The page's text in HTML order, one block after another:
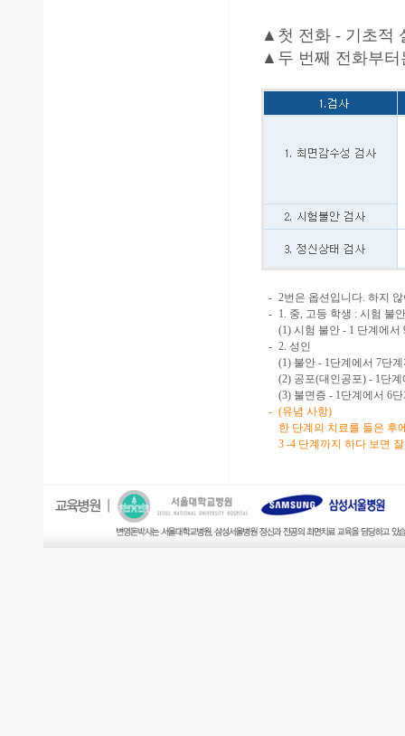
▲첫 전화 - 기초적
▲두 번째 전화부터
- 2번은 옵션입니다. 하지
-
1. 중, 고등 학생 : 시험 불
(1) 시험 불안 - 1 단계에
- 2. 성인
(1) 불안 - 1단계에서 7단
(2) 공포(대인공포) - 1단
(3) 불면증 - 1단계에서 6
- (유념 사항)
한 단계의 치료를 들은 후
3 -4 단계까지 하다 보면